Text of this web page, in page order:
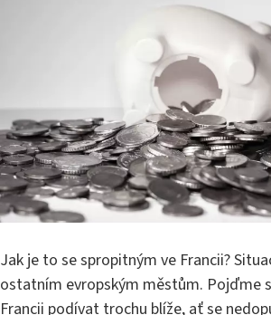
Jak je to se spropitným ve Francii?
ostatním evropským městům. Pojďme
Francii podívat trochu blíže, ať se